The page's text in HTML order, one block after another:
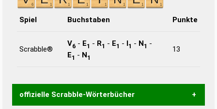
Spiel Buchstaben Punkte
Scrabble®
V6 - E1 - R1 - E1 - I1 - N1 -
E1 - N1
13
offizielle Scrabble-Wörterbücher